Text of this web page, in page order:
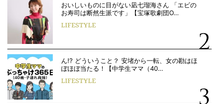
おいしいものに目がない凪七瑠海さん 「エビの
お寿司は断然生派です」【宝塚歌劇団O…
LIFESTYLE
ん!? どういうこと？ 安堵から一転、女の勘はほ
ぼほぼ当たる！【中学生ママ（40…
LIFESTYLE